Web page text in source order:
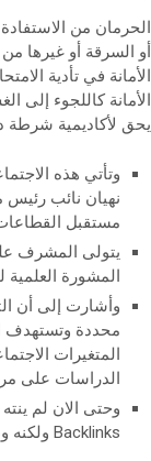
الحرمان من الاستفادة
أو السرقة أو
الأمانة في تأدية
الأمانة كاللجوء إلى
يحق لأكاديمية شرطة
وتأتي هذه
نهيان نائب
مستقبل
يتولى المشرف
المشورة العلمية
وأشارت إلى أن
محددة وتستهدف
المتغيرات
الدراسات على
وحتى الان لم
Backlinks ولكنه وضع العوامل الاولى التي ذكرناها لضمان جودة الموضوع الذي يتصدر البحث إيضاً.